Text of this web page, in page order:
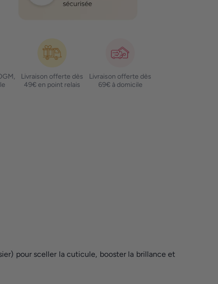
Livraison offerte dès
49€ en point relais
Livraison offerte dès
69€ à domicile
pour sceller la cuticule, booster la brillance et